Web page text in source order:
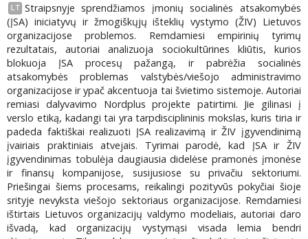
LT Straipsnyje sprendžiamos įmonių socialinės atsakomybės
(ĮSA) iniciatyvų ir žmogiškųjų išteklių vystymo (ŽIV) Lietuvos
organizacijose problemos. Remdamiesi empirinių tyrimų
rezultatais, autoriai analizuoja sociokultūrines kliūtis, kurios
blokuoja ĮSA procesų pažangą, ir pabrėžia socialinės
atsakomybės problemas valstybės/viešojo administravimo
organizacijose ir ypač akcentuoja tai švietimo sistemoje. Autoriai
remiasi dalyvavimo Nordplus projekte patirtimi. Jie gilinasi į
verslo etiką, kadangi tai yra tarpdisciplininis mokslas, kuris tiria ir
padeda faktiškai realizuoti ĮSA realizavimą ir ŽIV įgyvendinimą
įvairiais praktiniais atvejais. Tyrimai parodė, kad ĮSA ir ŽIV
įgyvendinimas tobulėja daugiausia didelėse pramonės įmonėse
ir finansų kompanijose, susijusiose su privačiu sektoriumi.
Priešingai šiems procesams, reikalingi pozityvūs pokyčiai šioje
srityje nevyksta viešojo sektoriaus organizacijose. Remdamiesi
ištirtais Lietuvos organizacijų valdymo modeliais, autoriai daro
išvadą, kad organizacijų vystymąsi visada lemia bendri